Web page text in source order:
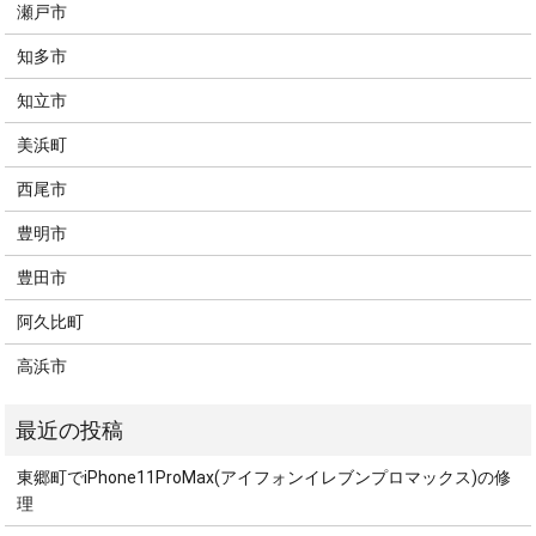
瀬戸市
知多市
知立市
美浜町
西尾市
豊明市
豊田市
阿久比町
高浜市
東郷町でiPhone11ProMax(アイフォンイレブンプロマックス)の修
理